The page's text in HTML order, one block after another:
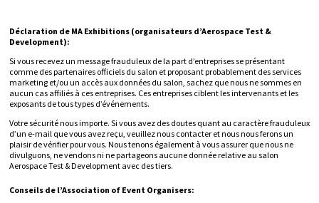
Déclaration de MA Exhibitions (organisateurs d’Aerospace Test &
Development):
Si vous recevez un message frauduleux de la part d’entreprises se présentant
comme des partenaires officiels du salon et proposant probablement des services
marketing et/ou un accès aux données du salon, sachez que nous ne sommes en
aucun cas affiliés à ces entreprises. Ces entreprises ciblent les intervenants et les
exposants de tous types d’événements.
Votre sécurité nous importe. Si vous avez des doutes quant au caractère frauduleux
d’un e-mail que vous avez reçu, veuillez nous contacter et nous nous ferons un
plaisir de vérifier pour vous. Nous tenons également à vous assurer que nous ne
divulguons, ne vendons ni ne partageons aucune donnée relative au salon
Aerospace Test & Development avec des tiers.
Conseils de l’Association of Event Organisers: